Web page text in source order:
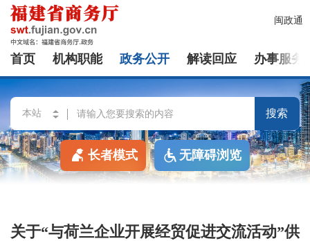
闽政通
首页 机构职能 政务公开 解读回应 办事服务
搜索
长者模式 无障碍浏览
关于“与荷兰企业开展经贸促进交流活动”供